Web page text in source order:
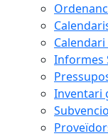
Informes
Inventari